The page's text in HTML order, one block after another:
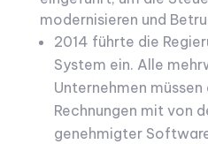
modernisieren und
2014 führte die
System ein. Alle
Unternehmen
Rechnungen mit von
genehmigter